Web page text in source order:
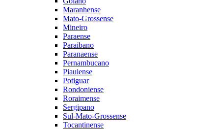
Maranhense
Mato-Grossense
Mineiro
Paraense
Paraibano
Paranaense
Pernambucano
Piauiense
Potiguar
Rondoniense
Roraimense
Sergipano
Sul-Mato-Grossense
Tocantinense